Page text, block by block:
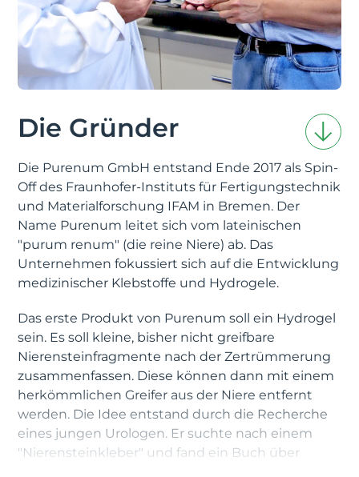
Die Gründer
Die Purenum GmbH entstand Ende 2017 als Spin-
Off des Fraunhofer-Instituts für Fertigungstechnik
und Materialforschung IFAM in Bremen. Der
Name Purenum leitet sich vom lateinischen
"purum renum" (die reine Niere) ab. Das
Unternehmen fokussiert sich auf die Entwicklung
medizinischer Klebstoffe und Hydrogele.
Das erste Produkt von Purenum soll ein Hydrogel
sein. Es soll kleine, bisher nicht greifbare
Nierensteinfragmente nach der Zertrümmerung
zusammenfassen. Diese können dann mit einem
herkömmlichen Greifer aus der Niere entfernt
werden. Die Idee entstand durch die Recherche
eines jungen Urologen. Er suchte nach einem
"Nierensteinkleber" und fand ein Buch über